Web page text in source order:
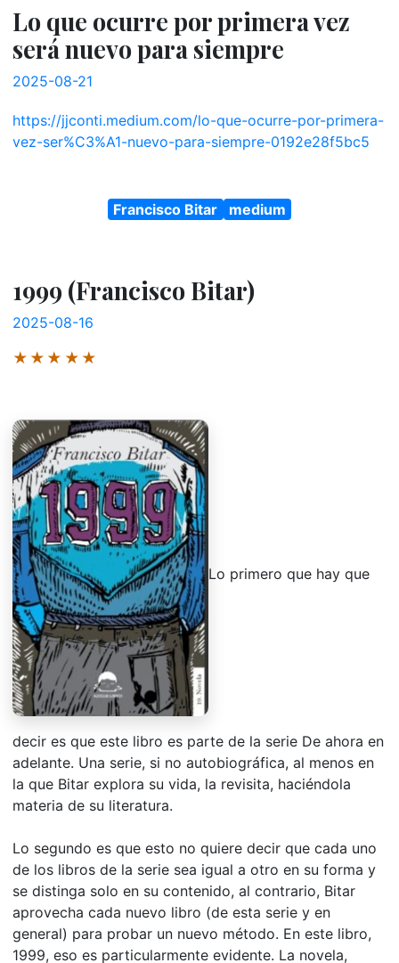
Lo que ocurre por primera vez
será nuevo para siempre
2025-08-21
https://jjconti.medium.com/lo-que-ocurre-por-primera-
vez-ser%C3%A1-nuevo-para-siempre-0192e28f5bc5
Francisco Bitar medium
1999 (Francisco Bitar)
2025-08-16
★★★★★
Lo primero que hay que
decir es que este libro es parte de la serie De ahora en
adelante. Una serie, si no autobiográfica, al menos en
la que Bitar explora su vida, la revisita, haciéndola
materia de su literatura.
Lo segundo es que esto no quiere decir que cada uno
de los libros de la serie sea igual a otro en su forma y
se distinga solo en su contenido, al contrario, Bitar
aprovecha cada nuevo libro (de esta serie y en
general) para probar un nuevo método. En este libro,
1999, eso es particularmente evidente. La novela,